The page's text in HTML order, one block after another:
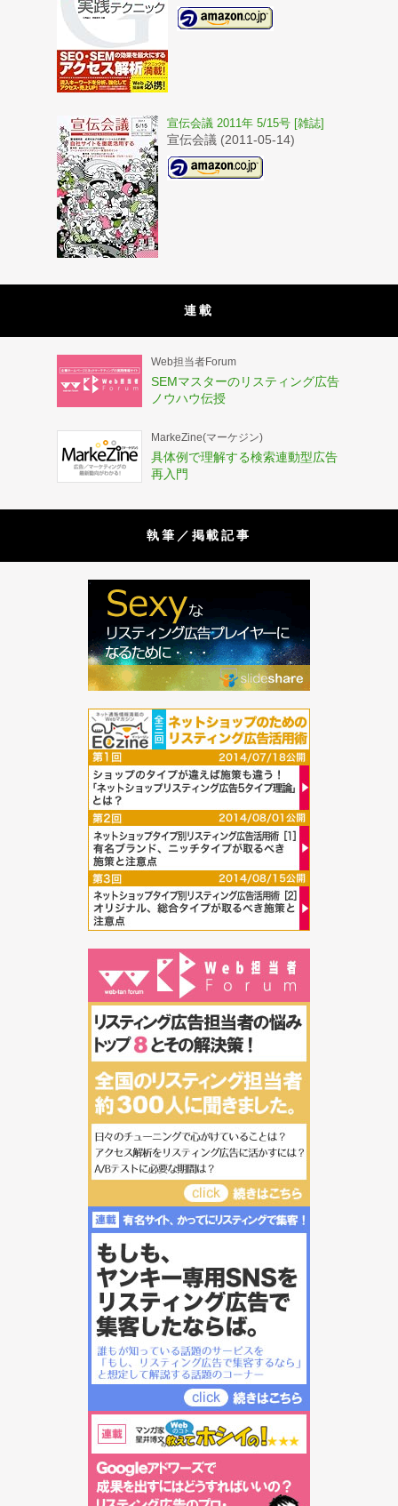
宣伝会議 2011年 5/15号 [雑誌]
宣伝会議 (2011-05-14)
連載
Web担当者Forum
SEMマスターのリスティング広告
ノウハウ伝授
MarkeZine(マーケジン)
具体例で理解する検索連動型広告
再入門
執筆／掲載記事